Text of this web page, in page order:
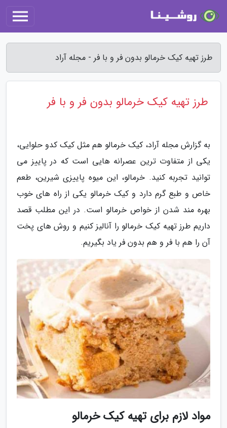
طرز تهیه کیک خرمالو بدون فر و با فر - مجله آراد
طرز تهیه کیک خرمالو بدون فر و با فر
به گزارش مجله آراد، کیک خرمالو هم مثل کیک کدو حلوایی،
یکی از متفاوت ترین عصرانه هایی است که در پاییز می
توانید تجربه کنید. خرمالو، این میوه پاییزی شیرین، طعم
خاص و طبع گرم دارد و کیک خرمالو یکی از راه های خوب
بهره مند شدن از خواص خرمالو است. در این مطلب قصد
داریم طرز تهیه کیک خرمالو را آنالیز کنیم و روش های پخت
آن را هم با فر و هم بدون فر یاد بگیریم.
مواد لازم برای تهیه کیک خرمالو